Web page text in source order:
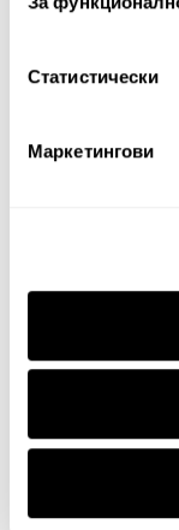
Статистически
Маркетингови
Доставка до
ВАЖНО: В